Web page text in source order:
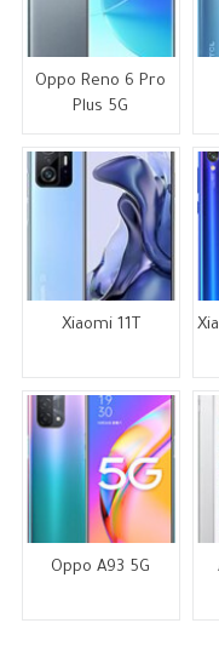
Oppo Reno 6 Pro
Plus 5G
Xiaomi 11T
Oppo A93 5G